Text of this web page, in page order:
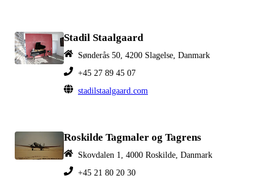
Stadil Staalgaard
Sønderås 50, 4200 Slagelse, Danmark
+45 27 89 45 07
stadilstaalgaard.com
Roskilde Tagmaler og Tagrens
Skovdalen 1, 4000 Roskilde, Danmark
+45 21 80 20 30